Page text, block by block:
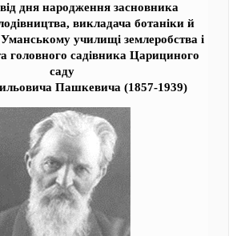
дня народження засновника
викладача ботаніки й
училищі землеробства і
головного садівника Царициного
саду
Пашкевича (1857-1939)